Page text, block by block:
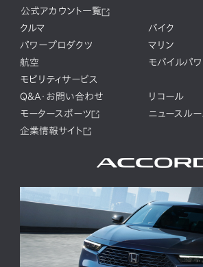
公式アカウント一覧
クルマ
バイク
パワープロダクツ
マリン
航空
モバイルパ
モビリティサービス
Q&A・お問い合わせ
リコール
モータースポーツ
ニュースルー
企業情報サイト